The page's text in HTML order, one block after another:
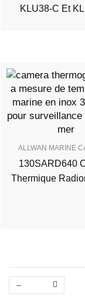
KLU38-C Et
ALLWAN MARINE
130SARD640
Thermique
--